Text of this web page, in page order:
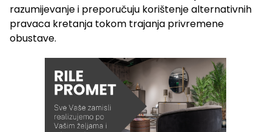
razumijevanje i preporučuju korištenje alternativnih
pravaca kretanja tokom trajanja privremene
obustave.